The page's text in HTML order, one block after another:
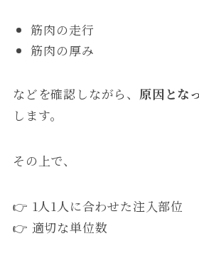
筋肉の走行
筋肉の厚み
などを確認しながら、 原因とな
します。
その上で、
👉 1人1人に合わせた注入部位
👉 適切な単位数